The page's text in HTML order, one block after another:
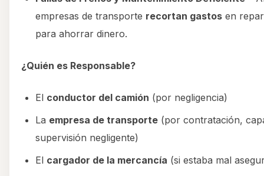
empresas de transporte recortan gastos en
para ahorrar dinero.
¿Quién es Responsable?
El conductor del camión (por negligencia)
La empresa de transporte (por contratación,
supervisión negligente)
El cargador de la mercancía (si estaba mal